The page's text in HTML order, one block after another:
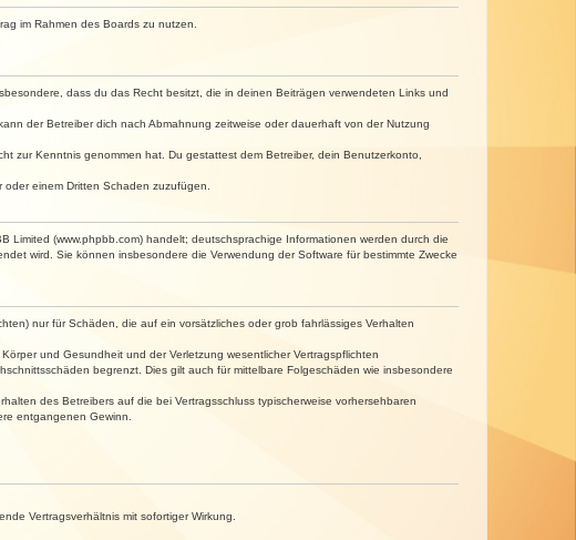
im Rahmen des Boards zu nutzen.
dass du das Recht besitzt, die in deinen Beiträgen verwendeten Links und
der Betreiber dich nach Abmahnung zeitweise oder dauerhaft von der Nutzung
zur Kenntnis genommen hat. Du gestattest dem Betreiber, dein Benutzerkonto,
einem Dritten Schaden zuzufügen.
Limited (www.phpbb.com) handelt; deutschsprachige Informationen werden durch die
wird. Sie können insbesondere die Verwendung der Software für bestimmte Zwecke
nur für Schäden, die auf ein vorsätzliches oder grob fahrlässiges Verhalten
und Gesundheit und der Verletzung wesentlicher Vertragspflichten
begrenzt. Dies gilt auch für mittelbare Folgeschäden wie insbesondere
des Betreibers auf die bei Vertragsschluss typischerweise vorhersehbaren
entgangenen Gewinn.
Vertragsverhältnis mit sofortiger Wirkung.